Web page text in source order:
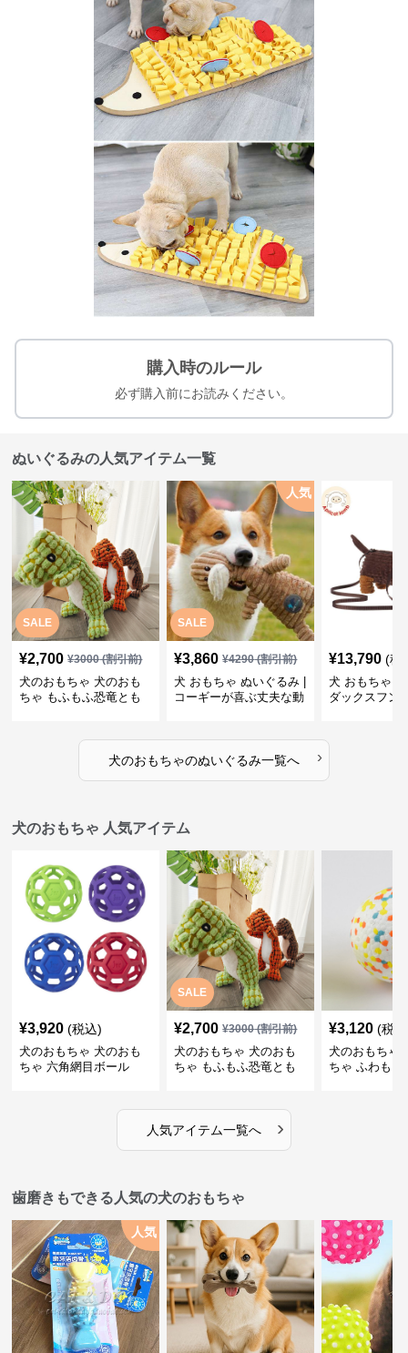
購入時のルール
必ず購入前にお読みください。
ぬいぐるみの人気アイテム一覧
SALE
¥2,700 ¥3000(割引前)
犬のおもちゃ 犬のおも
ちゃ もふもふ恐竜とも
SALE
人気
¥3,860 ¥4290(割引前)
犬 おもちゃ ぬいぐるみ |
コーギーが喜ぶ丈夫な動
¥13,790 (税
犬 おもちゃ
ダックスフン
犬のおもちゃのぬいぐるみ一覧へ ›
犬のおもちゃ 人気アイテム
¥3,920 (税込)
犬のおもちゃ 犬のおも
ちゃ 六角網目ボール
SALE
¥2,700 ¥3000(割引前)
犬のおもちゃ 犬のおも
ちゃ もふもふ恐竜とも
¥3,120 (税
犬のおもちゃ
ちゃ ふわもこ
人気アイテム一覧へ ›
歯磨きもできる人気の犬のおもちゃ
人気